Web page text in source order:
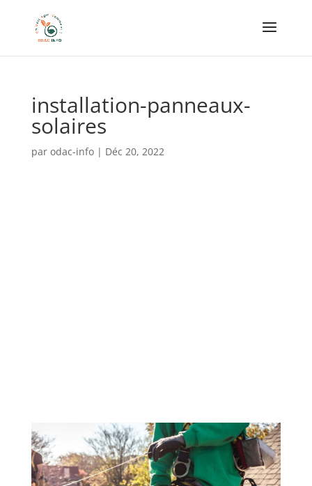
installation-panneaux-
solaires
par odac-info| Déc 20, 2022